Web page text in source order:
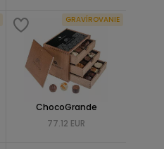
GRAVÍROVANIE
ChocoGrande
77.12 EUR